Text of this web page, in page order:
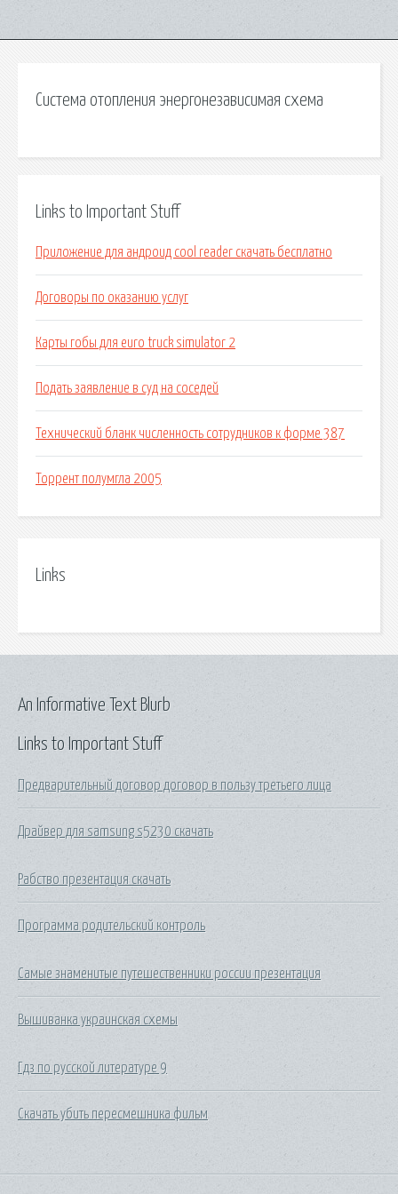
Система отопления энергонезависимая схема
Links to Important Stuff
Приложение для андроид cool reader скачать бесплатно
Договоры по оказанию услуг
Карты гобы для euro truck simulator 2
Подать заявление в суд на соседей
Технический бланк численность сотрудников к форме 387
Торрент полумгла 2005
Links
Links to Important Stuff
Предварительный договор договор в пользу третьего лица
Драйвер для samsung s5230 скачать
Рабство презентация скачать
Программа родительский контроль
Самые знаменитые путешественники россии презентация
Вышиванка украинская схемы
Гдз по русской литературе 9
Скачать убить пересмешника фильм
An Informative Text Blurb